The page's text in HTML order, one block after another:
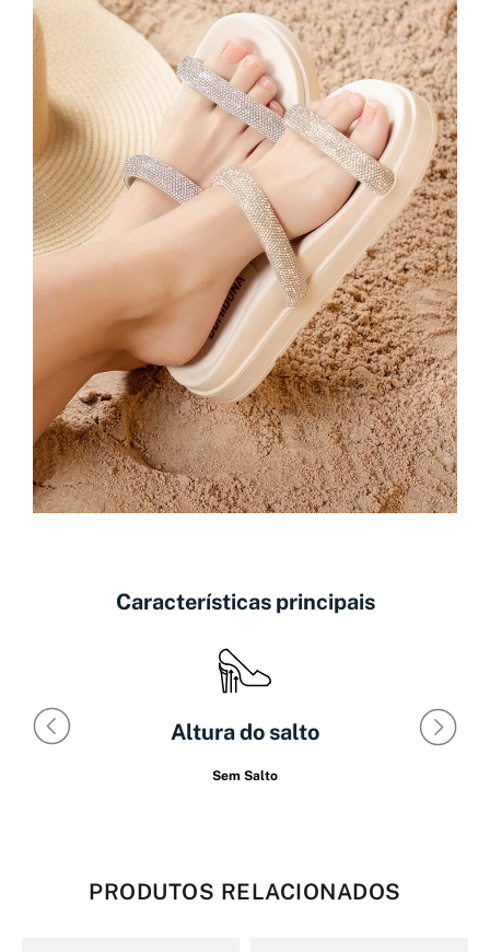
Características principais
Altura do salto
Sem Salto
PRODUTOS RELACIONADOS